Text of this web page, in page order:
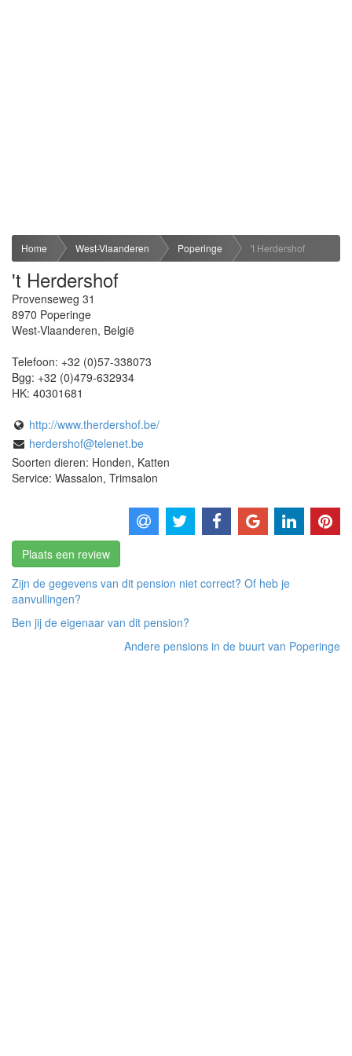
Home West-Vlaanderen Poperinge 't Herdershof
't Herdershof
Provenseweg 31
8970 Poperinge
West-Vlaanderen, België
Telefoon: +32 (0)57-338073
Bgg: +32 (0)479-632934
HK: 40301681
http://www.therdershof.be/
herdershof@telenet.be
Soorten dieren: Honden, Katten
Service: Wassalon, Trimsalon
Plaats een review
Zijn de gegevens van dit pension niet correct? Of heb je
aanvullingen?
Ben jij de eigenaar van dit pension?
Andere pensions in de buurt van Poperinge